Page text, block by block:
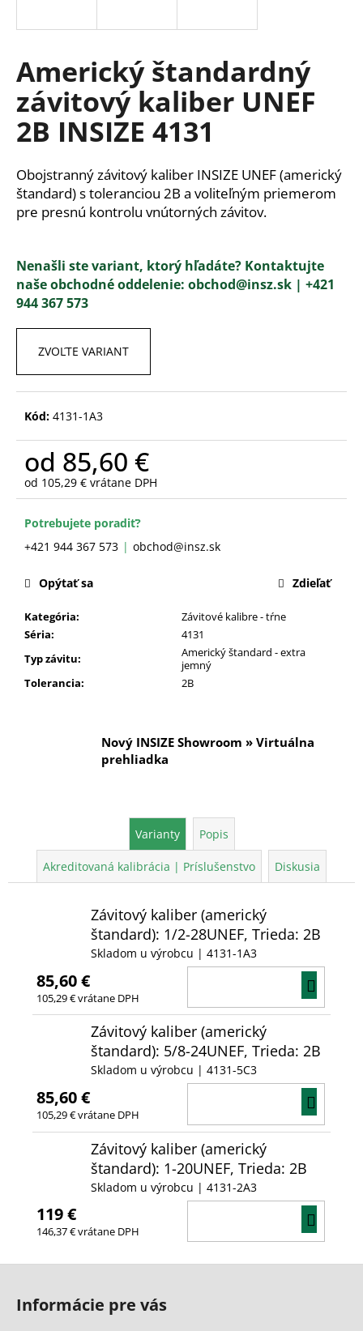
Americký štandardný
závitový kaliber UNEF
2B INSIZE 4131
Obojstranný závitový kaliber INSIZE UNEF (americký
štandard) s toleranciou 2B a voliteľným priemerom
pre presnú kontrolu vnútorných závitov.
Nenašli ste variant, ktorý hľadáte? Kontaktujte
naše obchodné oddelenie: obchod@insz.sk | +421
944 367 573
ZVOĽTE VARIANT
Kód: 4131-1A3
od 85,60 €
od 105,29 € vrátane DPH
Jednotková
Potrebujete poradiť?
+421 944 367 573
obchod@insz.sk
Kategória:
Závitové kalibre - tŕne
Séria:
4131
Typ závitu:
Americký štandard - extra
jemný
Tolerancia: 2B
Opýtať sa Zdieľať
Nový INSIZE Showroom » Virtuálna
prehliadka
Varianty Popis
Akreditovaná kalibrácia | Príslušenstvo Diskusia
Závitový kaliber (americký
štandard): 1/2-28UNEF, Trieda: 2B
Skladom u výrobcu | 4131-1A3
85,60 €
105,29 € vrátane DPH
Závitový kaliber (americký
štandard): 5/8-24UNEF, Trieda: 2B
Skladom u výrobcu | 4131-5C3
85,60 €
105,29 € vrátane DPH
Závitový kaliber (americký
štandard): 1-20UNEF, Trieda: 2B
Skladom u výrobcu | 4131-2A3
119 €
146,37 € vrátane DPH
s
ť
?
HĽADAŤ
O
d
p
o
r
e
Informácie pre vás